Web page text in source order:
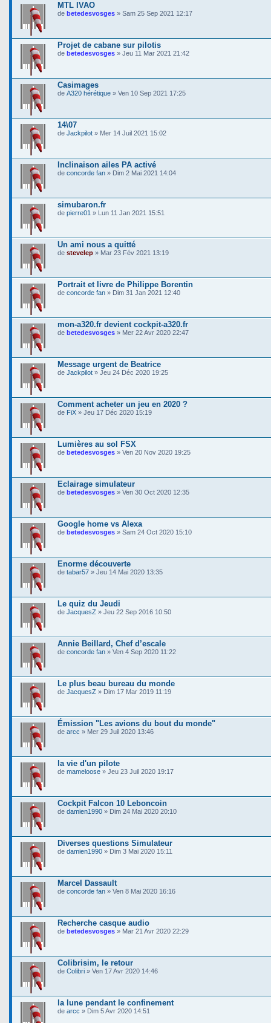
MTL IVAO
de betedesvosges » Sam 25 Sep 2021 12:17
Projet de cabane sur pilotis
de betedesvosges » Jeu 11 Mar 2021 21:42
Casimages
de A320 hérétique » Ven 10 Sep 2021 17:25
14\07
de Jackpilot » Mer 14 Juil 2021 15:02
Inclinaison ailes PA activé
de concorde fan » Dim 2 Mai 2021 14:04
simubaron.fr
de pierre01 » Lun 11 Jan 2021 15:51
Un ami nous a quitté
de stevelep » Mar 23 Fév 2021 13:19
Portrait et livre de Philippe Borentin
de concorde fan » Dim 31 Jan 2021 12:40
mon-a320.fr devient cockpit-a320.fr
de betedesvosges » Mer 22 Avr 2020 22:47
Message urgent de Beatrice
de Jackpilot » Jeu 24 Déc 2020 19:25
Comment acheter un jeu en 2020 ?
de FiX » Jeu 17 Déc 2020 15:19
Lumières au sol FSX
de betedesvosges » Ven 20 Nov 2020 19:25
Eclairage simulateur
de betedesvosges » Ven 30 Oct 2020 12:35
Google home vs Alexa
de betedesvosges » Sam 24 Oct 2020 15:10
Enorme découverte
de tabar57 » Jeu 14 Mai 2020 13:35
Le quiz du Jeudi
de JacquesZ » Jeu 22 Sep 2016 10:50
Annie Beillard, Chef d’escale
de concorde fan » Ven 4 Sep 2020 11:22
Le plus beau bureau du monde
de JacquesZ » Dim 17 Mar 2019 11:19
Émission "Les avions du bout du monde"
de arcc » Mer 29 Juil 2020 13:46
la vie d'un pilote
de mameloose » Jeu 23 Juil 2020 19:17
Cockpit Falcon 10 Leboncoin
de damien1990 » Dim 24 Mai 2020 20:10
Diverses questions Simulateur
de damien1990 » Dim 3 Mai 2020 15:11
Marcel Dassault
de concorde fan » Ven 8 Mai 2020 16:16
Recherche casque audio
de betedesvosges » Mar 21 Avr 2020 22:29
Colibrisim, le retour
de Colibri » Ven 17 Avr 2020 14:46
la lune pendant le confinement
de arcc » Dim 5 Avr 2020 14:51